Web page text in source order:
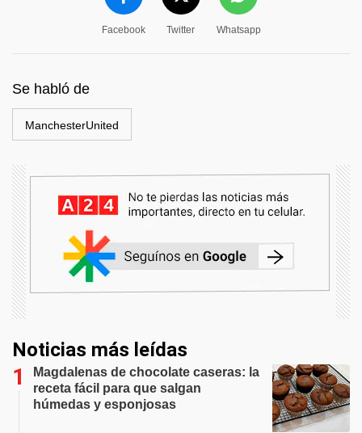
Facebook Twitter Whatsapp
Se habló de
ManchesterUnited
Noticias más leídas
Magdalenas de chocolate caseras: la
receta fácil para que salgan
húmedas y esponjosas